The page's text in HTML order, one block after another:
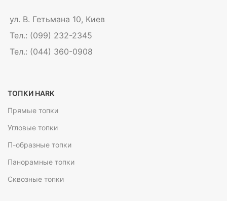
ул. В. Гетьмана 10, Киев
Тел.: (099) 232-2345
Тел.: (044) 360-0908
ТОПКИ HARK
Прямые топки
Угловые топки
П-образные топки
Панорамные топки
Сквозные топки